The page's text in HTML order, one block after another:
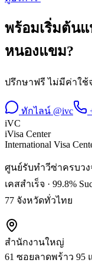
พร้อมเริ่มต้นแ
หนองแขม?
ปรึกษาฟรี ไม่มีค่าใช้
ทักไลน์ @ivc
iVC
iVisa Center
International Visa
ศูนย์รับทำวีซ่าครบวง
เคสสำเร็จ · 99.8%
77 จังหวัดทั่วไทย
สำนักงานใหญ่
61 ซอยลาดพร้าว 95